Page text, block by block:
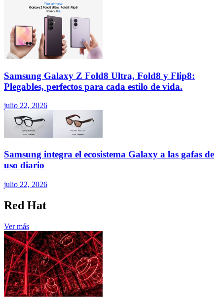
Samsung Galaxy Z Fold8 Ultra, Fold8 y Flip8:
Plegables, perfectos para cada estilo de vida.
julio 22, 2026
Samsung integra el ecosistema Galaxy a las gafas de
uso diario
julio 22, 2026
Red Hat
Ver más